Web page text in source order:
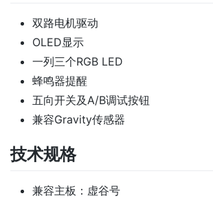
双路电机驱动
OLED显示
一列三个RGB LED
蜂鸣器提醒
五向开关及A/B调试按钮
兼容Gravity传感器
技术规格
兼容主板：虚谷号